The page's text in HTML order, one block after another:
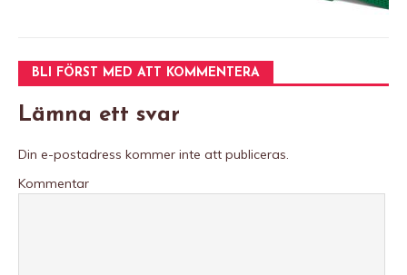
BLI FÖRST MED ATT KOMMENTERA
Lämna ett svar
Din e-postadress kommer inte att publiceras.
Kommentar